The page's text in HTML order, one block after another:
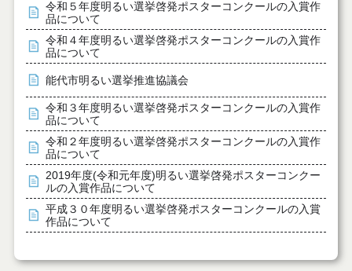
令和５年度明るい選挙啓発ポスターコンクールの入賞作
品について
令和４年度明るい選挙啓発ポスターコンクールの入賞作
品について
能代市明るい選挙推進協議会
令和３年度明るい選挙啓発ポスターコンクールの入賞作
品について
令和２年度明るい選挙啓発ポスターコンクールの入賞作
品について
2019年度(令和元年度)明るい選挙啓発ポスターコンクー
ルの入賞作品について
平成３０年度明るい選挙啓発ポスターコンクールの入賞
作品について